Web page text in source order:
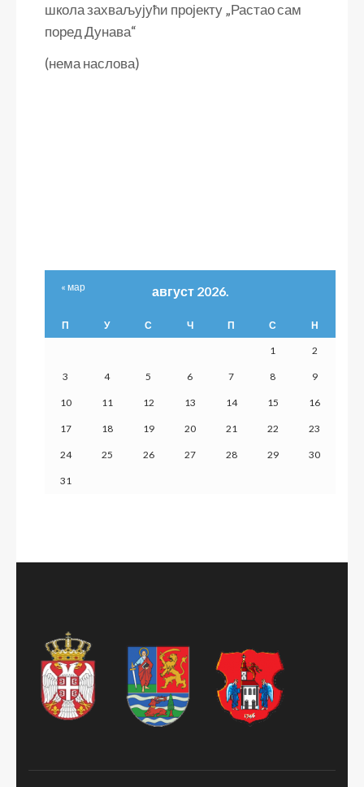
школа захваљујући пројекту „Растао сам
поред Дунава“
(нема наслова)
август 2026.
П У С Ч П С Н
1 2
3 4 5 6 7 8 9
10 11 12 13 14 15 16
17 18 19 20 21 22 23
24 25 26 27 28 29 30
31
« мар